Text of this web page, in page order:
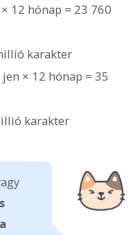
12 hónap = 23 760
karakter
× 12 hónap = 35
karakter